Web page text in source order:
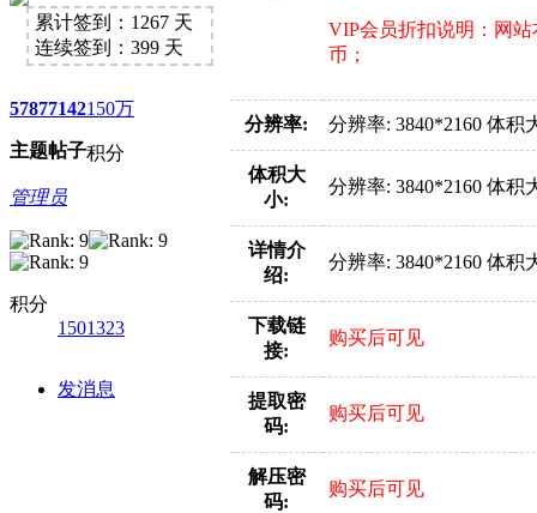
累计签到：1267 天
连续签到：399 天
5787
主题
7142
帖子
150万
积分
管理员
积分
1501323
发消息
VIP会员折扣说明：网
币；
分辨率: 分辨率: 3840*2160 体积
体积大
小:
分辨率: 3840*2160 体积
详情介
绍:
分辨率: 3840*2160 体积
下载链
接:
购买后可见
提取密
码:
购买后可见
解压密
码:
购买后可见